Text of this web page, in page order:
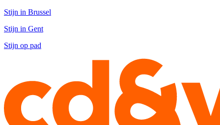
Stijn in Brussel
Stijn in Gent
Stijn op pad